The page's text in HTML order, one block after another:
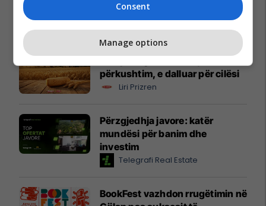
Promo
përkushtim, e dalluar për cilësi
Liri Prizren
Përzgjedhja javore: katër
mundësi për banim dhe
investim
Telegrafi Real Estate
BookFest vazhdon rrugëtimin në
Consent
Manage options